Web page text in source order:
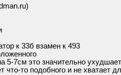
к 33б взамен к 493
5-7см это значительно
что-то подобного и не хватает